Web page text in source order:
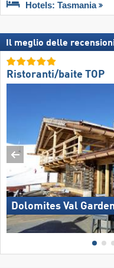
Hotels: Tasmania
Il meglio delle
Ristoranti/baite TOP
Dolomites Val